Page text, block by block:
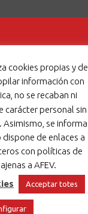
cookies
cookies propias y de
información con
no se recaban ni
carácter personal sin
se informa
de enlaces a
con políticas de
a AFEV.
Acceptar totes